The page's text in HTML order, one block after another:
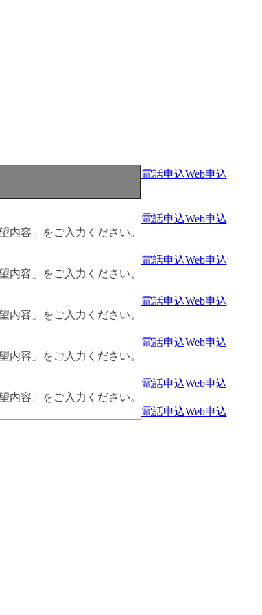
電話申込Web申込
容」をご入力ください。
電話申込Web申込
容」をご入力ください。
電話申込Web申込
容」をご入力ください。
電話申込Web申込
容」をご入力ください。
電話申込Web申込
容」をご入力ください。
電話申込Web申込
電話申込Web申込